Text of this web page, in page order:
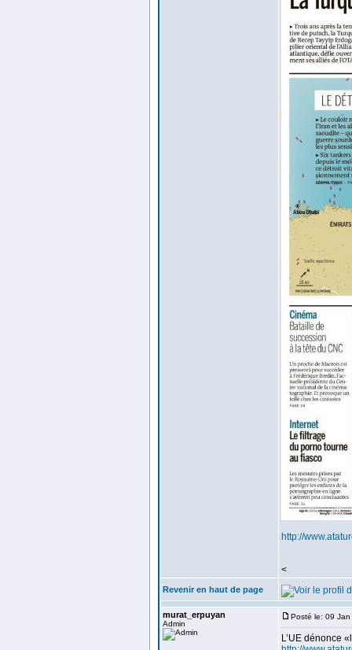
http://
<
Revenir en haut de page
murat_erpuyan
Admin
Posté le: 09
L’UE dénonce